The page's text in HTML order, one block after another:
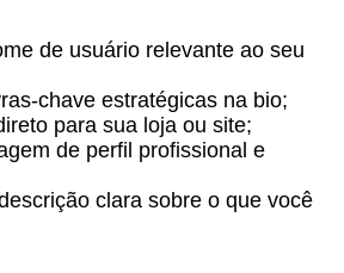
de usuário relevante ao seu
chave estratégicas na bio;
para sua loja ou site;
de perfil profissional e
clara sobre o que você